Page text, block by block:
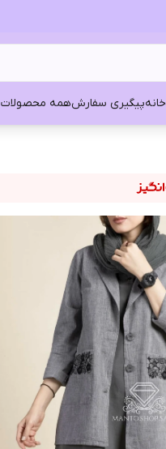
خانهپیگیری سفارشهمه محصولات